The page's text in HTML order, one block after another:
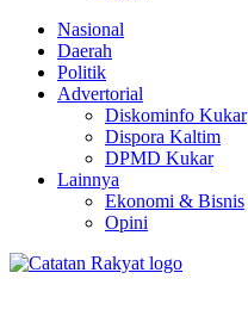
Nasional
Daerah
Politik
Advertorial
Diskominfo Kukar
Dispora Kaltim
DPMD Kukar
Lainnya
Ekonomi & Bisnis
Opini